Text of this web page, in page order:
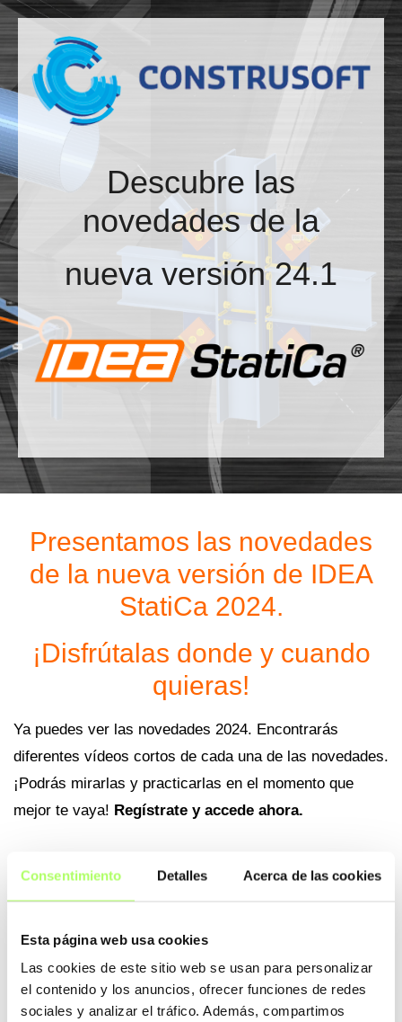
Consentimiento Detalles Acerca de las cookies
Esta página web usa cookies
Las cookies de este sitio web se usan para personalizar
el contenido y los anuncios, ofrecer funciones de redes
sociales y analizar el tráfico. Además, compartimos
Pasar
al
contenido
principal
Descubre las
novedades de la
nueva versión 24.1
Presentamos las novedades
de la nueva versión de IDEA
StatiCa 2024.
¡Disfrútalas donde y cuando
quieras!
Ya puedes ver las novedades 2024. Encontrarás
diferentes vídeos cortos de cada una de las novedades.
¡Podrás mirarlas y practicarlas en el momento que
mejor te vaya! Regístrate y accede ahora.